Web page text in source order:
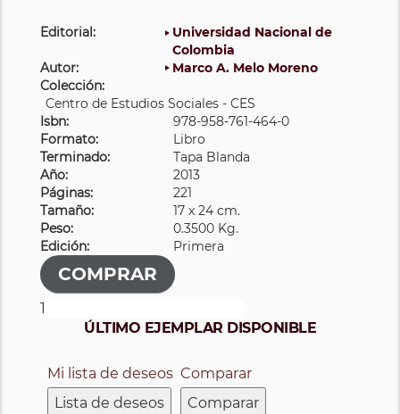
Editorial:
Universidad Nacional de
Colombia
Autor:
Marco A. Melo Moreno
Colección:
Centro de Estudios Sociales - CES
Isbn:
978-958-761-464-0
Formato:
Libro
Terminado:
Tapa Blanda
Año:
2013
Páginas:
221
Tamaño:
17 x 24 cm.
Peso:
0.3500 Kg.
Edición:
Primera
ÚLTIMO EJEMPLAR DISPONIBLE
Mi lista de deseos
Lista de deseos
Comparar
Comparar